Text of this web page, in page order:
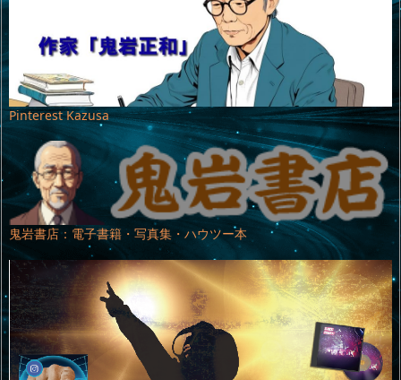
Pinterest Kazusa
鬼岩書店：電子書籍・写真集・ハウツー本